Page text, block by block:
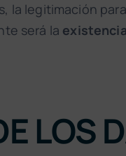
legitimación
será la
LOS